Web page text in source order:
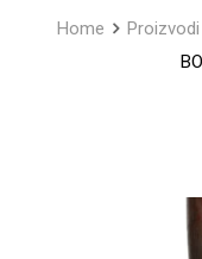
Home Proizvodi